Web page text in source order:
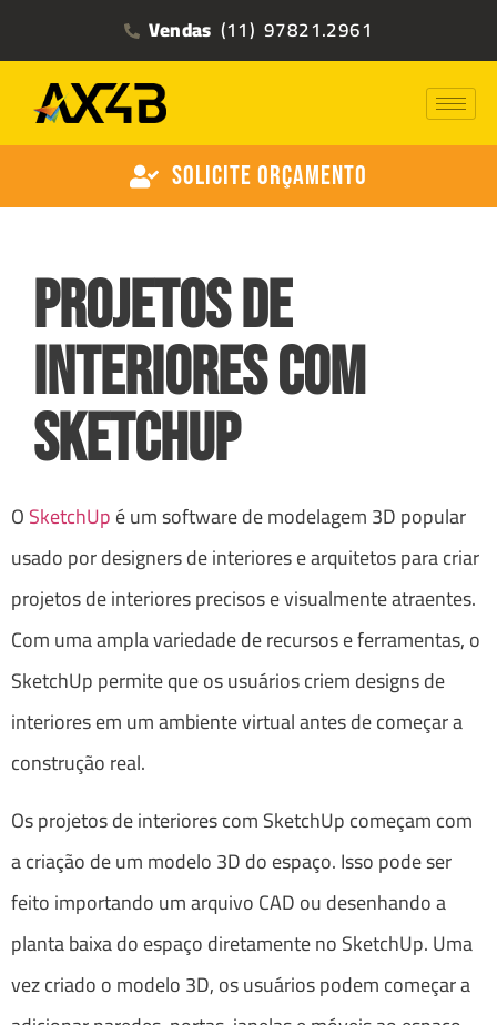
Vendas (11) 97821.2961
Solicite Orçamento
Projetos de
interiores com
Sketchup
OSketchUpé um software de modelagem 3D popular
usado por designers de interiores e arquitetos para criar
projetos de interiores precisos e visualmente atraentes.
Com uma ampla variedade de recursos e ferramentas, o
SketchUp permite que os usuários criem designs de
interiores em um ambiente virtual antes de começar a
construção real.
Os projetos de interiores com SketchUp começam com
a criação de um modelo 3D do espaço. Isso pode ser
feito importando um arquivo CAD ou desenhando a
planta baixa do espaço diretamente no SketchUp. Uma
vez criado o modelo 3D, os usuários podem começar a